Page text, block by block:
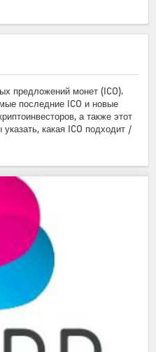
предложений монет (ICO).
последние ICO и новые
а также этот
какая ICO подходит /